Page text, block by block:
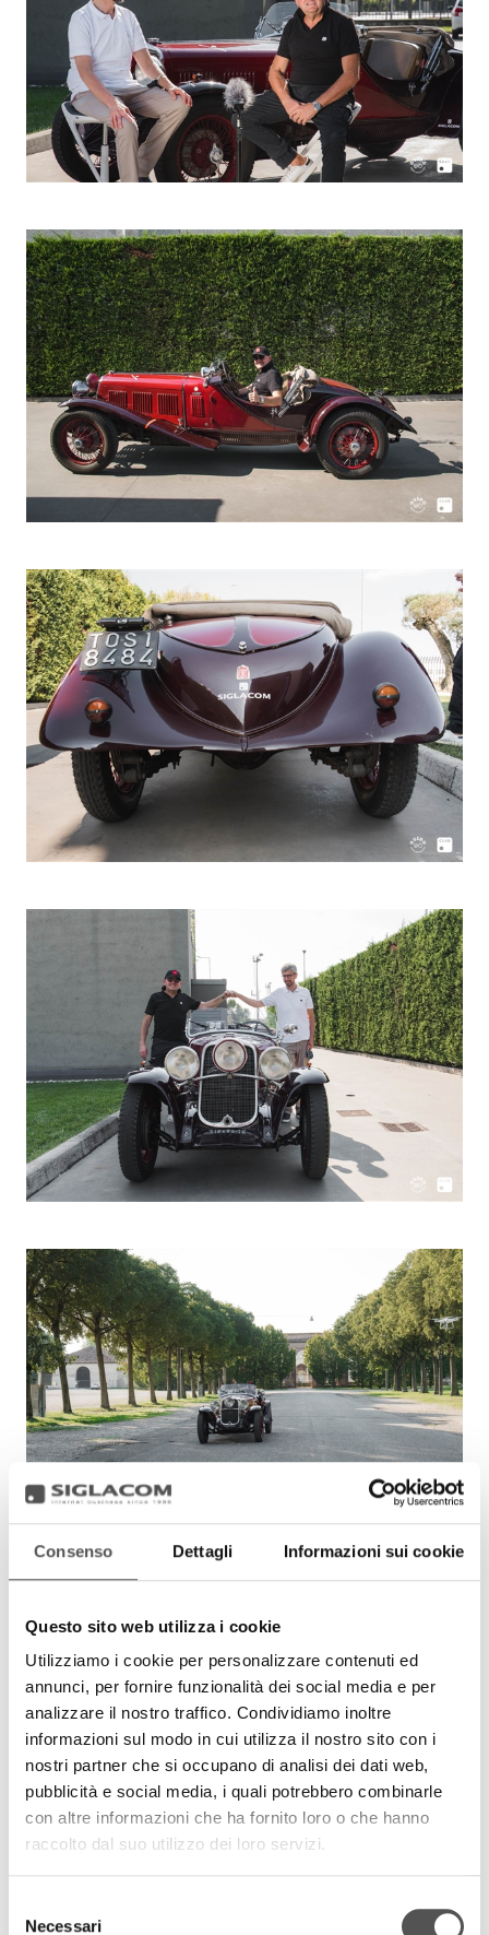
Consenso Dettagli Informazioni sui cookie
Questo sito web utilizza i cookie
Utilizziamo i cookie per personalizzare contenuti ed
annunci, per fornire funzionalità dei social media e per
analizzare il nostro traffico. Condividiamo inoltre
informazioni sul modo in cui utilizza il nostro sito con i
nostri partner che si occupano di analisi dei dati web,
pubblicità e social media, i quali potrebbero combinarle
con altre informazioni che ha fornito loro o che hanno
raccolto dal suo utilizzo dei loro servizi.
delNecessari